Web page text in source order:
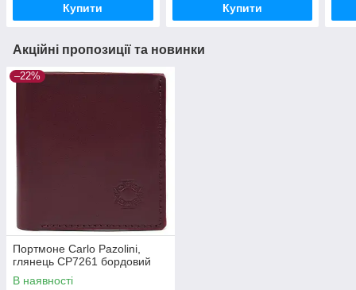
Купити Купити
Акційні пропозиції та новинки
–22%
Портмоне Carlo Pazolini,
глянець CP7261 бордовий
В наявності